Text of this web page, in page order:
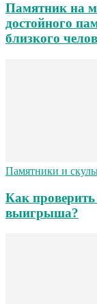
Памятник на
достойного
близкого
Памятники и
Как проверить
выигрыша?